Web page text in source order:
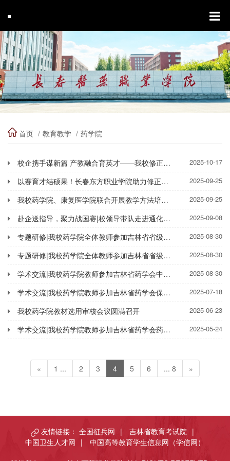
首页 教育教学 药学院
校企携手谋新篇 产教融合育英才——我校修正药业共商实训基地建设大计 2025-10-17
以赛育才结硕果！长春东方职业学院助力修正药业选手闪耀全国技能大赛 2025-09-25
我校药学院、康复医学院联合开展教学方法培训暨集体备课会 2025-09-25
赴企送指导，聚力战国赛|校领导带队走进通化修正药业，为药物制剂选手护航 2025-09-08
专题研修|我校药学院全体教师参加吉林省省级中医药继续教育项目培训 2025-08-30
专题研修|我校药学院全体教师参加吉林省省级中医药继续教育项目培训 2025-08-30
学术交流|我校药学院教师参加吉林省药学会中药天然药专业委员会2025年学术年会 2025-08-30
学术交流|我校药学院教师参加吉林省药学会保健食品专业委员会换届会议暨2025年学术年会 2025-07-18
我校药学院教材选用审核会议圆满召开 2025-06-23
学术交流|我校药学院教师参加吉林省药学会药剂专业委员会换届会议暨2025年学术年会 2025-05-24
« 1 ... 2 3 4 5 6 ... 8 »
友情链接： 全国征兵网 | 吉林省教育考试院 |
中国卫生人才网 | 中国高等教育学生信息网（学信网）